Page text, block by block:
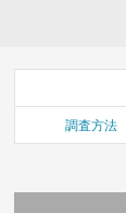
調査方法